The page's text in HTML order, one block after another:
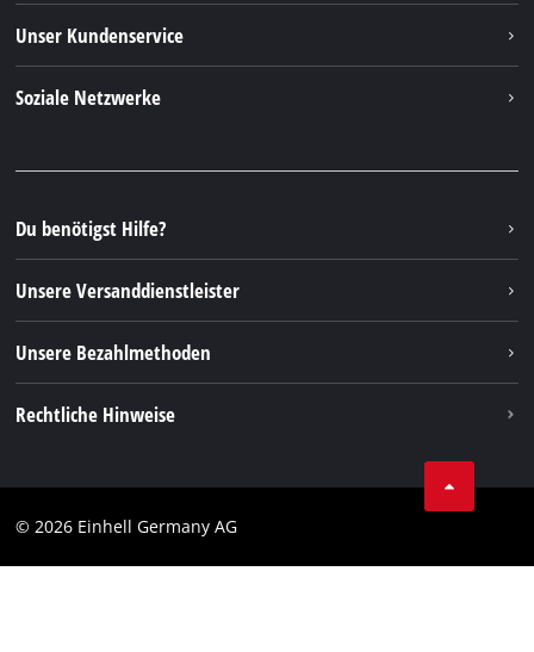
Nachhaltigkeit
Unser Kundenservice
FAQs
Rücksendungen / Widerruf
Verpackungsrichtlinien
Hinweise zur Batterieentsorgung
Vertrag widerrufen
Soziale Netzwerke
Instagram
TikTok
Pinterest
Linkedin
Du benötigst Hilfe?
Unsere Versanddienstleister
Unsere Bezahlmethoden
Rechtliche Hinweise
Impressum
© 2026 Einhell Germany AG